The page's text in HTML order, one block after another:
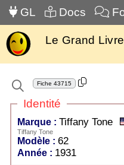
GL Docs
Le Grand
Fiche 43715
Identité
Marque : Tiffany Tone
Tiffany Tone
Modèle : 62
Année : 1931